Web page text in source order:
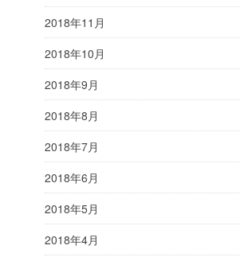
2018年11月
2018年10月
2018年9月
2018年8月
2018年7月
2018年6月
2018年5月
2018年4月